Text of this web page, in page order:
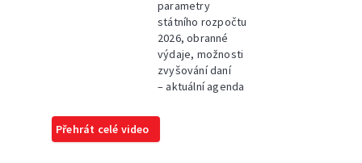
parametry
státního rozpočtu
2026, obranné
výdaje, možnosti
zvyšování daní
– aktuální agenda
Přehrát celé video